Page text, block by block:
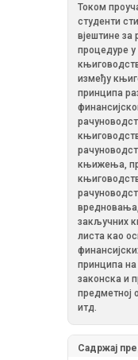
Током
студенти
вјештине за
процедуре
између
принципа
књижења,
закључних
листа као
принципа на
законска и
предметној
итд.
Садржај